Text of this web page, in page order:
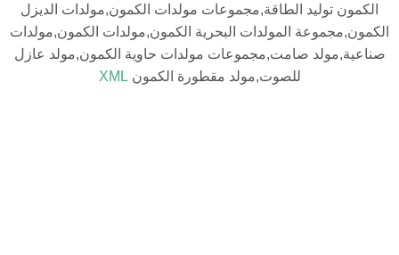
توليد الطاقة,مجموعات مولدات الكمون,مولدات الديزل
المولدات البحرية الكمون,مولدات الكمون,مولدات
صامت,مجموعات مولدات حاوية الكمون,مولد عازل
للصوت,مولد مقطورة الكمون XML